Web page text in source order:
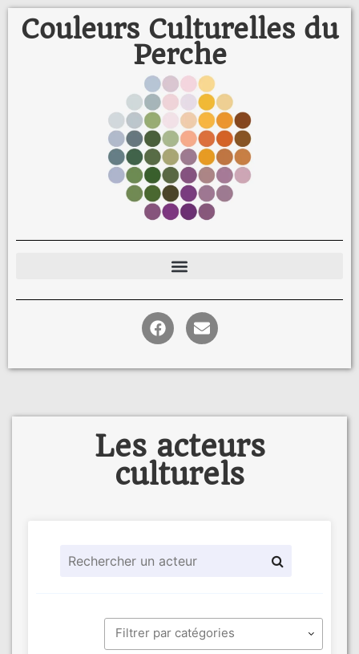
Couleurs Culturelles du
Perche
Les acteurs
culturels